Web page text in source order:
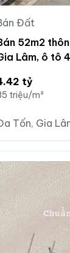
Đất
52m2
Lâm, ô tô
tỷ
triệu/m²
Tốn, Gia